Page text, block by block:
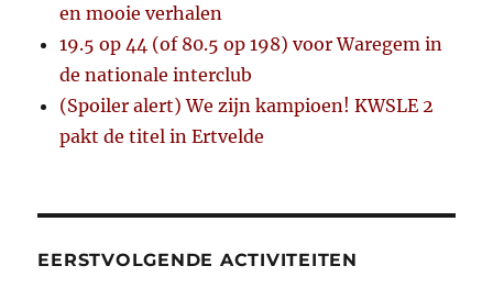
en mooie verhalen
19.5 op 44 (of 80.5 op 198) voor Waregem in
de nationale interclub
(Spoiler alert) We zijn kampioen! KWSLE 2
pakt de titel in Ertvelde
EERSTVOLGENDE ACTIVITEITEN